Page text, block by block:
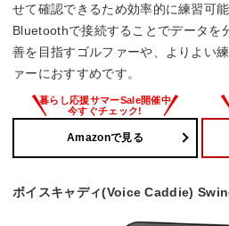
せて確認できるため効率的に練習可
Bluetoothで接続することでデータを
善を目指すゴルファーや、よりよい
ァーにおすすめです。
Amazonで見る
ボイスキャディ(Voice Caddie)